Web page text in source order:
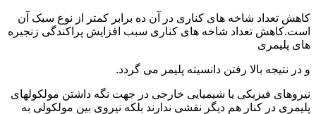
کاهش تعداد شاخه های کناری در آن ده برابر کمتر از نوع سبک آن
است.کاهش تعداد شاخه های کناری سبب افزایش پراکندگی زنجیره
های پلیمری
و در نتیجه بالا رفتن دانسیته پلیمر می گردد.
نیروهای فیزیکی یا شیمیایی خارجی در جهت نگه داشتن مولکولهای
پلیمری در کنار هم دیگر نقشی ندارند بلکه نیروی بین مولکولی به